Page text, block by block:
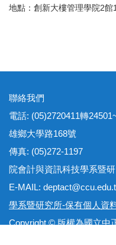
地點：創新大樓管理學院2館
聯絡我
電話: (05)2720411轉
雄鄉大學路168號
傳真: (05)272-
院會計與資訊科技學系暨
E-MAIL:
學系暨研究所-保有個人資
Copyright © 版權為國立